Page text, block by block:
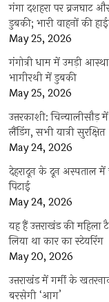
गंगा दशहरा पर ब्रजघाट
डुबकी; भारी वाहनों की
May 25, 2026
गंगोत्री धाम में उमड़ी
भागीरथी में डुबकी
May 25, 2026
उत्तरकाशी:
लैंडिंग, सभी यात्री सुरक्षित
May 24, 2026
देहरादून के दून अस्पताल में
पिटाई
May 24, 2026
यह हैं उत्तराखंड की महिला
लिया था कार का स्टेयरिंग
May 20, 2026
उत्तराखंड में गर्मी के
बरसेगी ‘आग’